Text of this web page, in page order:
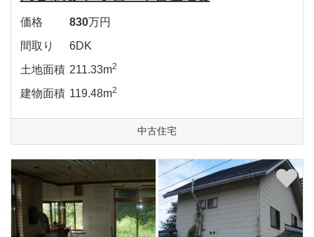
価格 830万円
間取り
6DK
土地面積 211.33m2
建物面積 119.48m2
中古住宅